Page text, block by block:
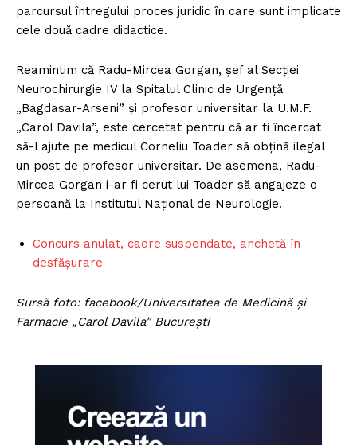
parcursul întregului proces juridic în care sunt implicate
cele două cadre didactice.
Reamintim că Radu-Mircea Gorgan, șef al Secției
Neurochirurgie IV la Spitalul Clinic de Urgență
„Bagdasar-Arseni” și profesor universitar la U.M.F.
„Carol Davila”, este cercetat pentru că ar fi încercat
să-l ajute pe medicul Corneliu Toader să obțină ilegal
un post de profesor universitar. De asemena, Radu-
Mircea Gorgan i-ar fi cerut lui Toader să angajeze o
persoană la Institutul Național de Neurologie.
Concurs anulat, cadre suspendate, anchetă în
desfășurare
Sursă foto: facebook/Universitatea de Medicină și
Farmacie „Carol Davila” București